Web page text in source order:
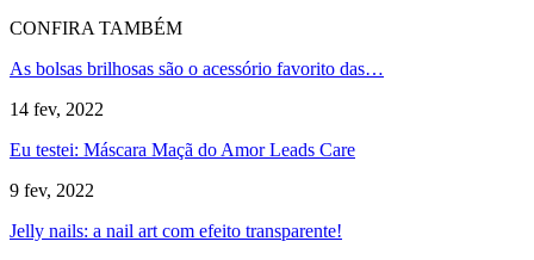
CONFIRA TAMBÉM
As bolsas brilhosas são o acessório favorito das…
14 fev, 2022
Eu testei: Máscara Maçã do Amor Leads Care
9 fev, 2022
Jelly nails: a nail art com efeito transparente!